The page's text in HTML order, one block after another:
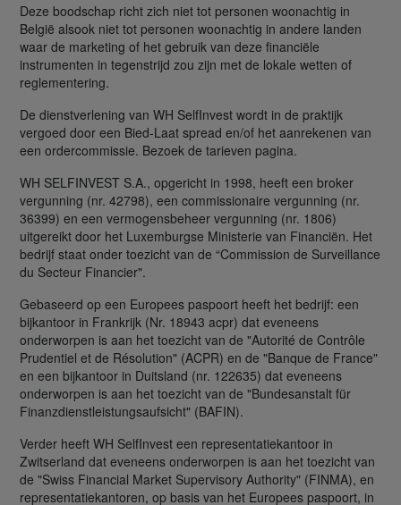
Deze boodschap richt zich niet tot personen woonachtig in
België alsook niet tot personen woonachtig in andere landen
waar de marketing of het gebruik van deze financiële
instrumenten in tegenstrijd zou zijn met de lokale wetten of
reglementering.
De dienstverlening van WH SelfInvest wordt in de praktijk
vergoed door een Bied-Laat spread en/of het aanrekenen van
een ordercommissie. Bezoek de tarieven pagina.
WH SELFINVEST S.A., opgericht in 1998, heeft een broker
vergunning (nr. 42798), een commissionaire vergunning (nr.
36399) en een vermogensbeheer vergunning (nr. 1806)
uitgereikt door het Luxemburgse Ministerie van Financiën. Het
bedrijf staat onder toezicht van de “Commission de Surveillance
du Secteur Financier".
Gebaseerd op een Europees paspoort heeft het bedrijf: een
bijkantoor in Frankrijk (Nr. 18943 acpr) dat eveneens
onderworpen is aan het toezicht van de "Autorité de Contrôle
Prudentiel et de Résolution" (ACPR) en de "Banque de France"
en een bijkantoor in Duitsland (nr. 122635) dat eveneens
onderworpen is aan het toezicht van de "Bundesanstalt für
Finanzdienstleistungsaufsicht" (BAFIN).
Verder heeft WH SelfInvest een representatiekantoor in
Zwitserland dat eveneens onderworpen is aan het toezicht van
de "Swiss Financial Market Supervisory Authority" (FINMA), en
representatiekantoren, op basis van het Europees paspoort, in